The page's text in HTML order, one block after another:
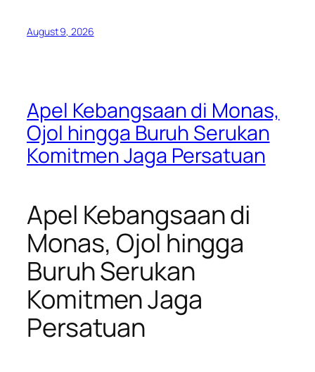
August 9, 2026
Apel Kebangsaan di Monas,
Ojol hingga Buruh Serukan
Komitmen Jaga Persatuan
Apel Kebangsaan di
Monas, Ojol hingga
Buruh Serukan
Komitmen Jaga
Persatuan